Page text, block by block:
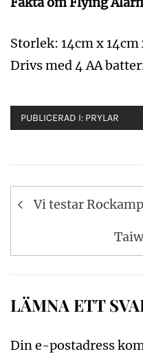
Storlek: 14cm x 14cm
Drivs med 4 AA
PUBLICERAD I: PRYLAR
Vi testar
LÄMNA ETT
Din e-postadress